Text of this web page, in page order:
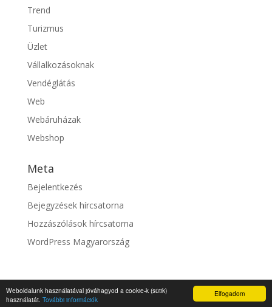
Elfogadom
Weboldalunk használatával jóváhagyod a cookie-k (sütik)
használatát. További információk
Trend
Turizmus
Üzlet
Vállalkozásoknak
Vendéglátás
Web
Webáruházak
Webshop
Meta
Bejelentkezés
Bejegyzések hírcsatorna
Hozzászólások hírcsatorna
WordPress Magyarország
© fixszolgaltato.hu |Impresszum